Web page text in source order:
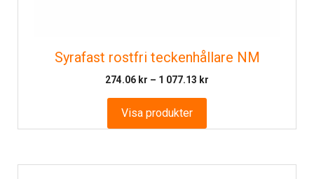
Syrafast rostfri teckenhållare NM
274.06 kr – 1 077.13 kr
Visa produkter